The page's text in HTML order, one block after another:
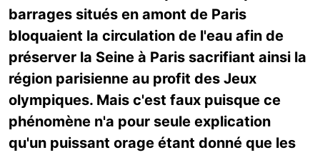
barrages situés en amont de Paris
bloquaient la circulation de l'eau afin de
préserver la Seine à Paris sacrifiant ainsi la
région parisienne au profit des Jeux
olympiques. Mais c'est faux puisque ce
phénomène n'a pour seule explication
qu'un puissant orage étant donné que les